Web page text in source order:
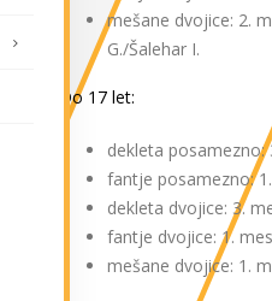
mešane dvojice: 2.
G./Šalehar I.
Do 17 let:
dekleta posamezno:
fantje posamezno:
dekleta dvojice: 3.
fantje dvojice: 1.
mešane dvojice: 1.